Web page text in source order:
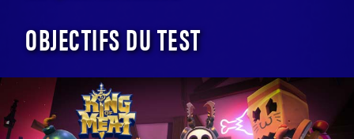
OBJECTIFS DU TEST